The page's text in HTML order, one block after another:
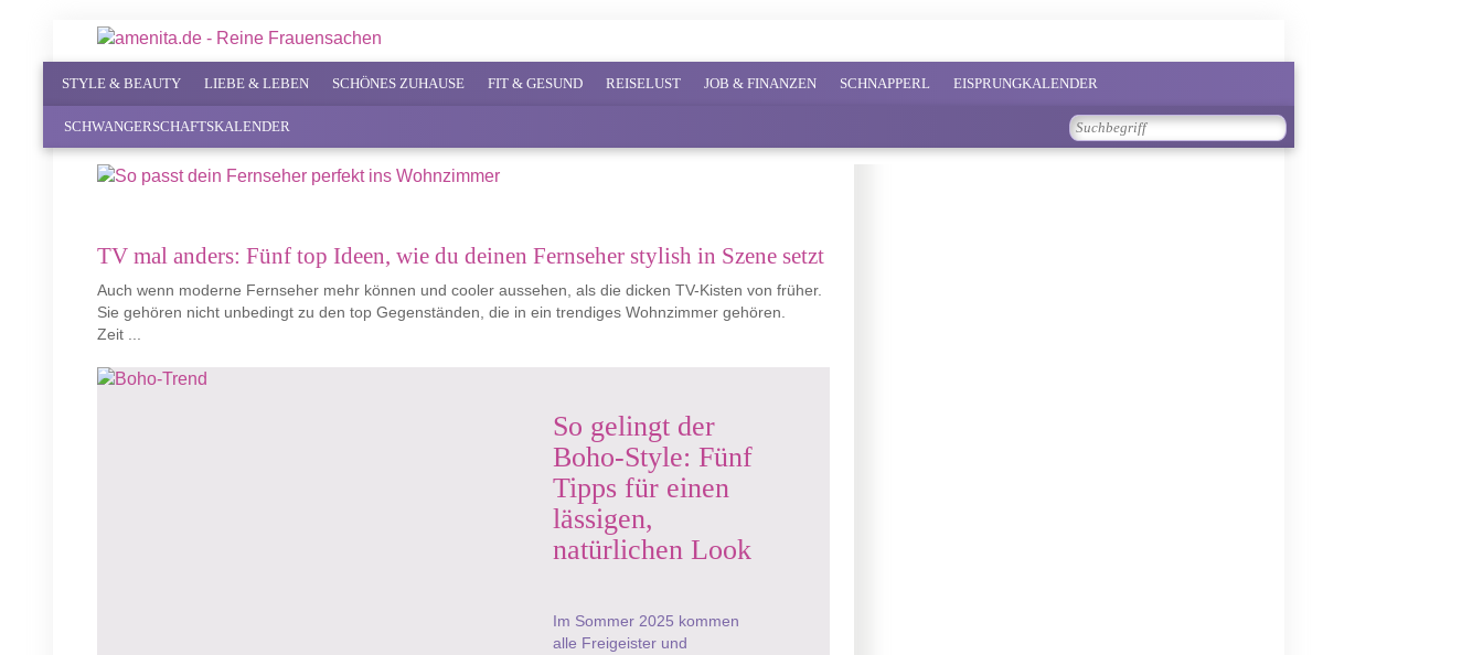
STYLE & BEAUTY LIEBE & LEBEN SCHÖNES ZUHAUSE FIT & GESUND REISELUST JOB & FINANZEN SCHNAPPERL EISPRUNGKALENDER
SCHWANGERSCHAFTSKALENDER
TV mal anders: Fünf top Ideen, wie du deinen Fernseher stylish in Szene setzt
Auch wenn moderne Fernseher mehr können und cooler aussehen, als die dicken TV-Kisten von früher.
Sie gehören nicht unbedingt zu den top Gegenständen, die in ein trendiges Wohnzimmer gehören.
Zeit ...
So gelingt der
Boho-Style: Fünf
Tipps für einen
lässigen,
natürlichen Look
Im Sommer 2025 kommen
alle Freigeister und